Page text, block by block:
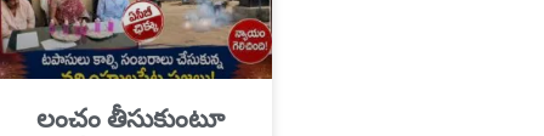
​లంచం తీసుకుంటూ